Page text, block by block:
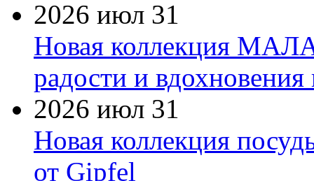
2026 июл 31
Новая коллекция
радости и
2026 июл 31
Новая коллекция
от Gipfel